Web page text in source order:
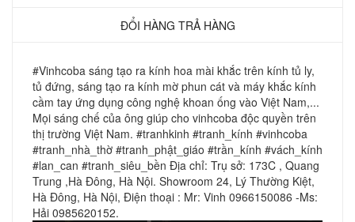
ĐỔI HÀNG TRẢ HÀNG
#Vinhcoba sáng tạo ra kính hoa mài khắc trên kính tủ ly,
tủ đứng, sáng tạo ra kính mờ phun cát và máy khắc kính
cầm tay ứng dụng công nghệ khoan ống vào Việt Nam,...
Mọi sáng chế của ông giúp cho vinhcoba độc quyền trên
thị trường Việt Nam. #tranhkinh #tranh_kính #vinhcoba
#tranh_nhà_thờ #tranh_phật_giáo #trần_kính #vách_kính
#lan_can #tranh_siêu_bền Địa chỉ: Trụ sở: 173C , Quang
Trung ,Hà Đông, Hà Nội. Showroom 24, Lý Thường Kiệt,
Hà Đông, Hà Nội, Điện thoại : Mr: Vinh 0966150086 -Ms:
Hải 0985620152.